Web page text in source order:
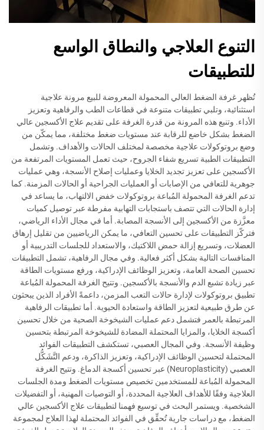
التنوع العلاجي والنطاق الواسع
للتطبيقات
تُظهر غرفة الضغط العالي المحمولة المعروضة للبيع مرونة علاجية
استثنائية، وتلبي تطبيقات متنوعة في قطاعات الطب والرفاهية وتعزيز
الأداء. وتنبع هذه المرونة من قدرة الغرفة على تقديم علاج الأكسجين عالي
الضغط بشكل خاضع للرقابة عند مستويات ضغط مختلفة، مما يمكّن من
وضع بروتوكولات علاجية مخصصة لمختلف الحالات والأهداف. وتشمل
التطبيقات الطبية تسريع شفاء الجروح، حيث تعمل المستويات المرتفعة من
الأكسجين على تعزيز تجديد الخلايا وعمليات إصلاح الأنسجة، وهي عمليات
جوهرية للتعافي من الإصابات أو العمليات الجراحية أو الحالات المزمنة. كما
تدعم الغرفة المحمولة المُباعة بروتوكولات خفض الالتهاب، ما يساعد في
إدارة الحالات التي تتصف باستجابات التهابية مفرطة عبر توصيل كميات
معزَّزة من الأكسجين إلى الأنسجة المصابة. أما في مجال الأداء الرياضي،
فتركّز التطبيقات على تحسين التعافي، ما يمكن الرياضيين من تقليل إرهاق
العضلات، وتسريع إزالة حمض اللاكتيك، والاستعداد للجلسات التدريبية أو
المنافسات التالية بشكل أكثر فعالية. وفي مجال الرفاهية، تشمل التطبيقات
تحسين الصحة العامة، وتعزيز الوظائف الإدراكية، ورفع مستويات الطاقة
عبر زيادة تشبع الدم والأنسجة بالأكسجين. وتتيح الغرفة المحمولة المُباعة
تطبيق بروتوكولات لإدارة حالات التعب المزمن، داعمةً الأفراد الذين يبحثون
عن طرق طبيعية لتعزيز الطاقة واستعادة الحيوية. أما تطبيقات الرفاهية
المرتبطة بالعمر فتشمل دعم عمليات الشيخوخة الصحية من خلال تحسين
أكسجة الخلايا، والمزايا المحتملة المضادة للشيخوخة المرتبطة بتحسين
وظيفة الأنسجة. وفي المجال العصبي، تستكشف التطبيقات الفوائد
المحتملة لتحسين الوظائف الإدراكية، وتعزيز الذاكرة، ودعم التَّشَكُّل
العصبي (Neuroplasticity) عبر تحسين أكسجة الدماغ. وتتيح الغرفة
المحمولة المُباعة للمستخدمين تخصيص مستويات الضغط ومدة الجلسات
العلاجية وفقًا للأهداف العلاجية المحددة، أو التوصيات المهنية، أو التفضيلات
الشخصية. ويستمر البحث في توسيع فهمنا لتطبيقات علاج الأكسجين عالي
الضغط، مع دراسات جارية تُحقِّق في الفوائد المحتملة لهذا العلاج لمجموعة